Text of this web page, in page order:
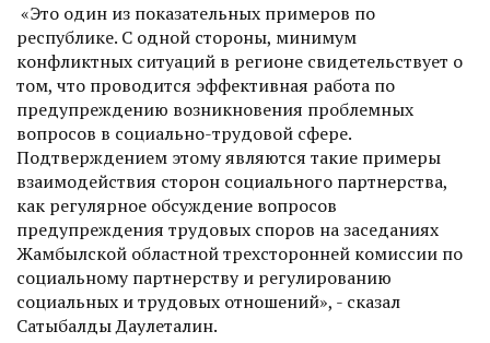
«Это один из показательных примеров по
республике. С одной стороны, минимум
конфликтных ситуаций в регионе свидетельствует о
том, что проводится эффективная работа по
предупреждению возникновения проблемных
вопросов в социально-трудовой сфере.
Подтверждением этому являются такие примеры
взаимодействия сторон социального партнерства,
как регулярное обсуждение вопросов
предупреждения трудовых споров на заседаниях
Жамбылской областной трехсторонней комиссии по
социальному партнерству и регулированию
социальных и трудовых отношений», - сказал
Сатыбалды Даулеталин.